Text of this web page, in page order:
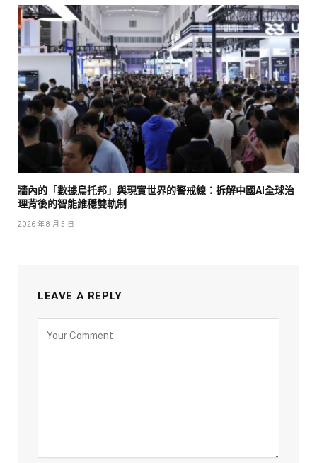
牆內的「數據烏托邦」與現實世界的警戒線：拆解中國AI全球治
理背後的智能維穩雙軌制
2026 年 8 月 5 日
LEAVE A REPLY